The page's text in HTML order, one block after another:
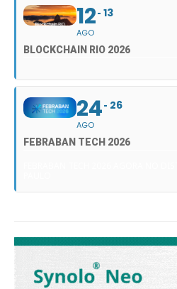
12
AGO
13
BLOCKCHAIN RIO 2026
24
AGO
26
FEBRABAN TECH 2026